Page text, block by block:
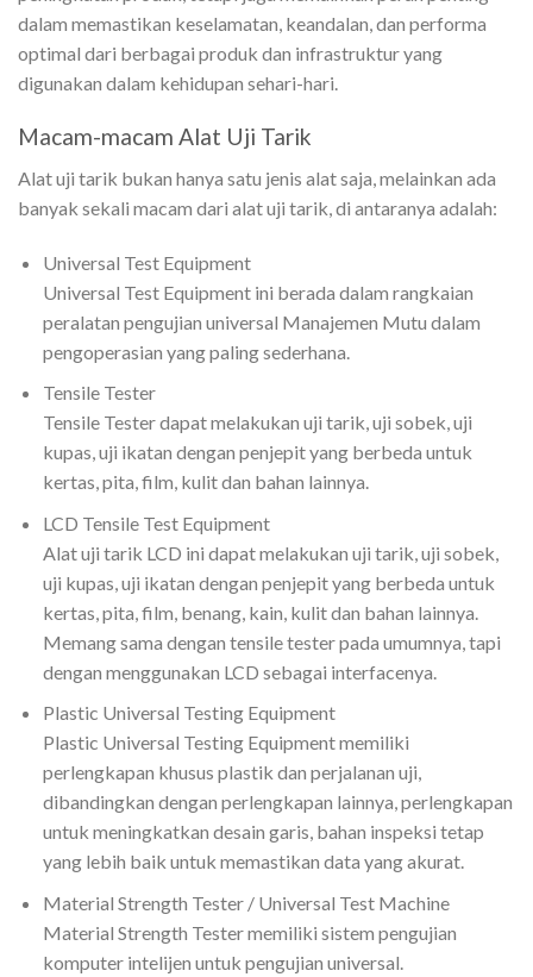
dalam memastikan keselamatan, keandalan, dan performa
optimal dari berbagai produk dan infrastruktur yang
digunakan dalam kehidupan sehari-hari.
Macam-macam Alat Uji Tarik
Alat uji tarik bukan hanya satu jenis alat saja, melainkan ada
banyak sekali macam dari alat uji tarik, di antaranya adalah:
Universal Test Equipment
Universal Test Equipment ini berada dalam rangkaian
peralatan pengujian universal Manajemen Mutu dalam
pengoperasian yang paling sederhana.
Tensile Tester
Tensile Tester dapat melakukan uji tarik, uji sobek, uji
kupas, uji ikatan dengan penjepit yang berbeda untuk
kertas, pita, film, kulit dan bahan lainnya.
LCD Tensile Test Equipment
Alat uji tarik LCD ini dapat melakukan uji tarik, uji sobek,
uji kupas, uji ikatan dengan penjepit yang berbeda untuk
kertas, pita, film, benang, kain, kulit dan bahan lainnya.
Memang sama dengan tensile tester pada umumnya, tapi
dengan menggunakan LCD sebagai interfacenya.
Plastic Universal Testing Equipment
Plastic Universal Testing Equipment memiliki
perlengkapan khusus plastik dan perjalanan uji,
dibandingkan dengan perlengkapan lainnya, perlengkapan
untuk meningkatkan desain garis, bahan inspeksi tetap
yang lebih baik untuk memastikan data yang akurat.
Material Strength Tester / Universal Test Machine
Material Strength Tester memiliki sistem pengujian
komputer intelijen untuk pengujian universal.